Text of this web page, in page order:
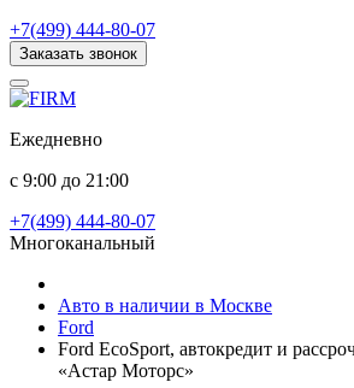
+7(499) 444-80-07
Заказать звонок
Ежедневно
с 9:00 до 21:00
+7(499) 444-80-07
Многоканальный
Авто в наличии в Москве
Ford
Ford EcoSport, автокредит и
«Астар Моторс»